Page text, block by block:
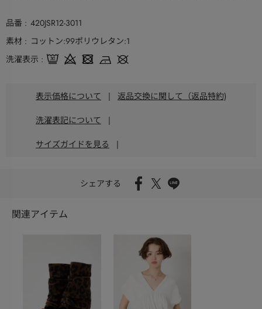
品番
420JSR12-3011
素材
コットン:99ポリウレタン:1
洗濯表示
表示価格について | 返品交換に関して（返品特約)
洗濯表記について |
サイズガイドを見る |
シェアする
関連アイテム